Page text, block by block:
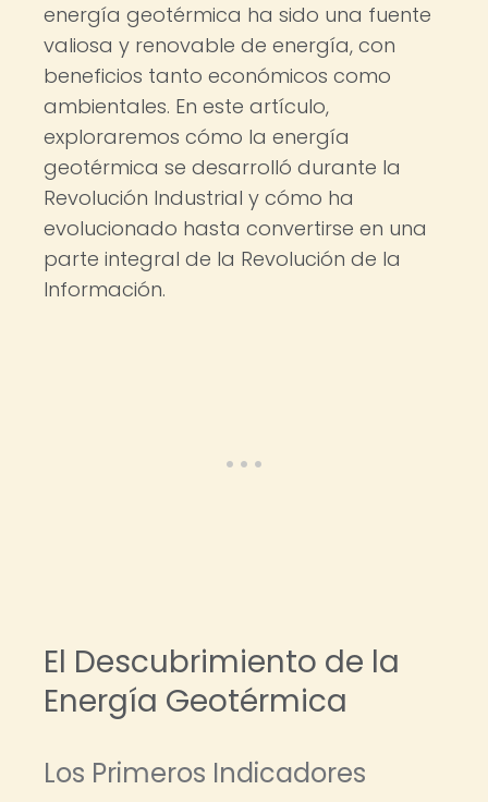
energía geotérmica ha sido una fuente
valiosa y renovable de energía, con
beneficios tanto económicos como
ambientales. En este artículo,
exploraremos cómo la energía
geotérmica se desarrolló durante la
Revolución Industrial y cómo ha
evolucionado hasta convertirse en una
parte integral de la Revolución de la
Información.
El Descubrimiento de la
Energía Geotérmica
Los Primeros Indicadores